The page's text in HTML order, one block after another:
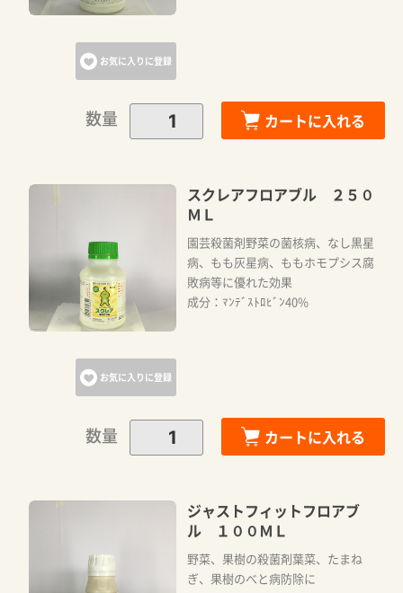
お気に入りに登録
数量 カートに入れる
お気に入りに登録
スクレアフロアブル ２５０
ＭＬ
園芸殺菌剤野菜の菌核病、なし黒星
病、もも灰星病、ももホモプシス腐
敗病等に優れた効果
成分：ﾏﾝﾃﾞｽﾄﾛﾋﾞﾝ40%
数量 カートに入れる
ジャストフィットフロアブ
ル １００ＭＬ
野菜、果樹の殺菌剤葉菜、たまね
ぎ、果樹のべと病防除に